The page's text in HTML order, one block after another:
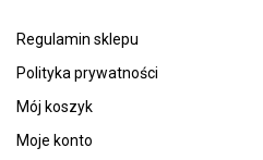
Regulamin sklepu
Polityka prywatności
Mój koszyk
Moje konto